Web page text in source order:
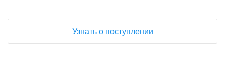
Узнать о поступлении